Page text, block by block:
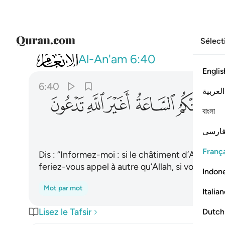
العربية
বাংলা
Dutch
006Al-An'am 6:40
قل ارايتكم ان اتاكم عذاب الله او
6:40
ﲕﲖﲗ ﲘﲙﲚ
Dis : “Informez-moi : si le châtiment d’Allah
feriez-vous appel à autre qu’Allah, si vous êtes
Mot par mot
Lisez le Tafsir